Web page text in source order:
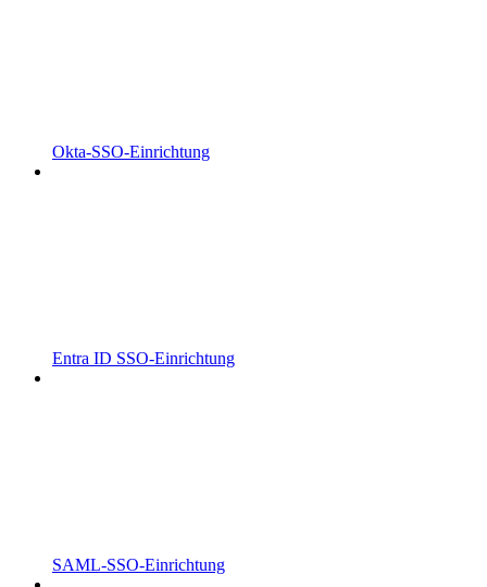
Okta-SSO-Einrichtung
Entra ID SSO-Einrichtung
SAML-SSO-Einrichtung